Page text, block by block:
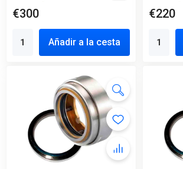
€300
Añadir a la cesta
€220